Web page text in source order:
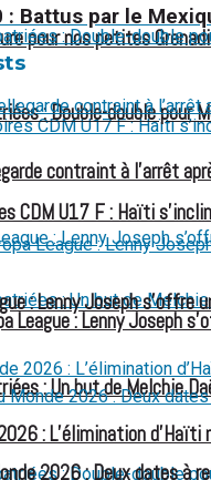
pour nos petites
CDM U17 F : Haïti
: Un but de Melchie
: Double-double pour
League : Lenny Joseph
2026 : Deux dates à
: Battus par le
contraint à l’arrêt
: Lenny Joseph
: L’élimination